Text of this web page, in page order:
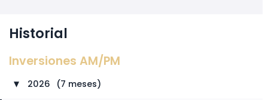
Historial
Inversiones AM/PM
► 2026 (7 meses)